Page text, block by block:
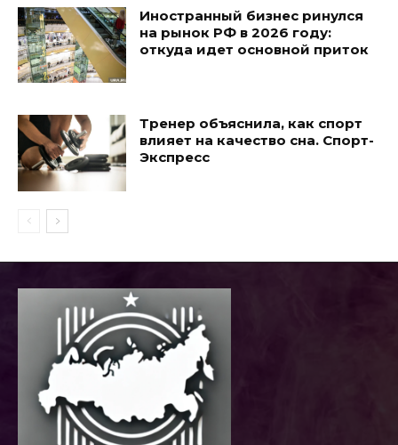
Иностранный бизнес ринулся
на рынок РФ в 2026 году:
откуда идет основной приток
Тренер объяснила, как спорт
влияет на качество сна. Спорт-
Экспресс